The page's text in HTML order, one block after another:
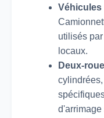
Véhicules
utilisés
locaux.
Deux-
d'arrimage